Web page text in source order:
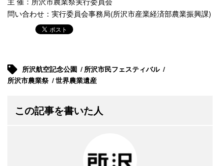
問い合わせ：実行委員会事務局(所沢市産業経済部農業振興課)
所沢航空記念公園
所沢市民フェスティバル
所沢市農業祭
世界農業遺産
この記事を書いた人